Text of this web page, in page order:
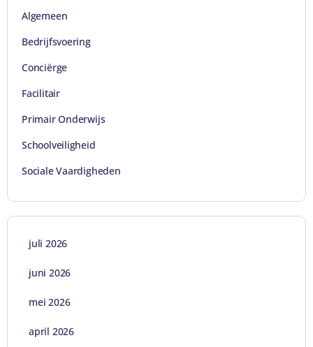
Algemeen
Bedrijfsvoering
Conciërge
Facilitair
Primair Onderwijs
Schoolveiligheid
Sociale Vaardigheden
juli 2026
juni 2026
mei 2026
april 2026